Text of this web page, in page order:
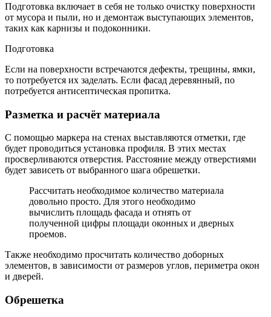
Подготовка включает в себя не только очистку поверхности
от мусора и пыли, но и демонтаж выступающих элементов,
таких как карнизы и подоконники.
Подготовка
Если на поверхности встречаются дефекты, трещины, ямки,
то потребуется их заделать. Если фасад деревянный, по
потребуется антисептическая пропитка.
Разметка и расчёт материала
С помощью маркера на стенах выставляются отметки, где
будет проводиться установка профиля. В этих местах
просверливаются отверстия. Расстояние между отверстиями
будет зависеть от выбранного шага обрешетки.
Рассчитать необходимое количество материала
довольно просто. Для этого необходимо
вычислить площадь фасада и отнять от
полученной цифры площади оконных и дверных
проемов.
Также необходимо просчитать количество доборных
элементов, в зависимости от размеров углов, периметра окон
и дверей.
Обрешетка